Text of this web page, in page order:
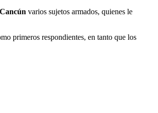
Cancún varios sujetos armados, quienes le
primeros respondientes, en tanto que los